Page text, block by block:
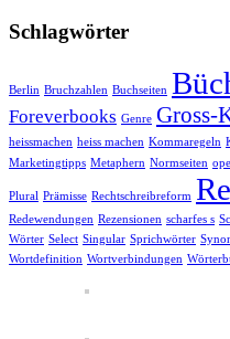
Schlagwörter
Berlin Bruchzahlen Buchseiten
Foreverbooks Genre Gross-
heissmachen heiss machen Kommaregeln
Marketingtipps Metaphern Normseiten
Plural Prämisse Rechtschreibreform
Redewendungen Rezensionen scharfes s
Wörter Select Singular Sprichwörter
Wortdefinition Wortverbindungen